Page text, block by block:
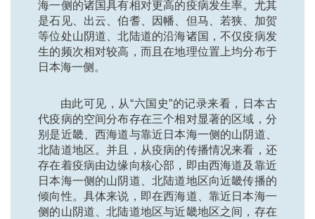
海一侧的诸国具有相对更高的疫病发生率。尤其
是石见、出云、伯耆、因幡、但马、若狭、加贺
等位处山阴道、北陆道的沿海诸国，不仅疫病发
生的频次相对较高，而且在地理位置上均分布于
日本海一侧。
由此可见，从“六国史”的记录来看，日本古
代疫病的空间分布存在三个相对显著的区域，分
别是近畿、西海道与靠近日本海一侧的山阴道、
北陆道地区。并且，从疫病的传播情况来看，还
存在着疫病由边缘向核心部，即由西海道及靠近
日本海一侧的山阴道、北陆道地区向近畿传播的
倾向性。具体来说，即在西海道、靠近日本海一
侧的山阴道、北陆道地区与近畿地区之间，存在